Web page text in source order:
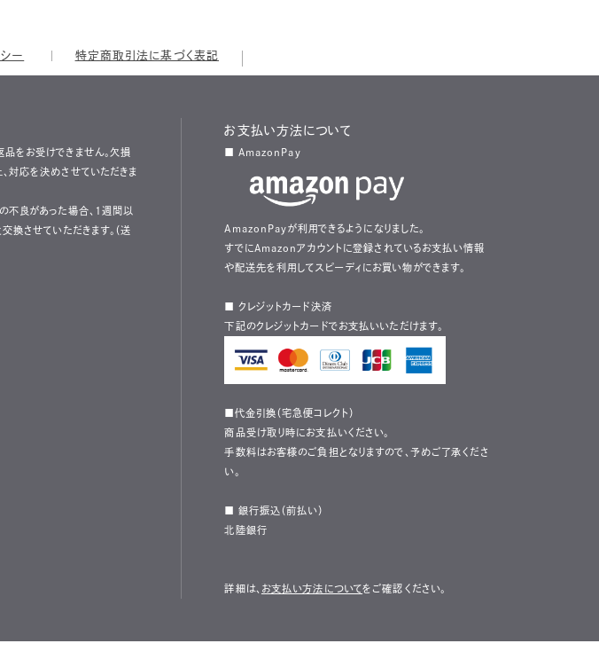
ー 特定商取引法に基づく表記
をお受けできません。欠損
対応を決めさせていただきま
不良があった場合、1週間以
換させていただきます。（送
お支払い方法について
■ AmazonPay
AmazonPayが利用できるようになりました。
すでにAmazonアカウントに登録されているお支払い情報
や配送先を利用してスピーディにお買い物ができます。
■ クレジットカード決済
下記のクレジットカードでお支払いいただけます。
■代金引換（宅急便コレクト）
商品受け取り時にお支払いください。
手数料はお客様のご負担となりますので、予めご了承くださ
い。
■ 銀行振込（前払い）
北陸銀行
詳細は、 お支払い方法についてをご確認ください。